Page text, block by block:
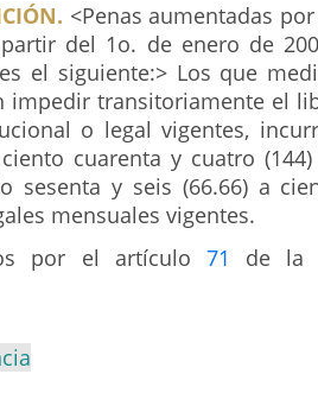
<Penas aumentadas
del 1o. de enero de
el siguiente:> Los que
impedir transitoriamente el
o legal vigentes,
cuarenta y cuatro
sesenta y seis (66.66) a
mensuales vigentes.
por el artículo 71
de la